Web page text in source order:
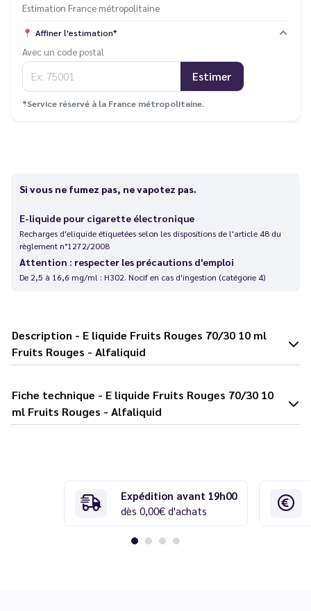
Estimation France métropolitaine
📍 Affiner l'estimation*
Avec un code postal
Estimer
*Service réservé à la France métropolitaine.
Si vous ne fumez pas, ne vapotez pas.
E-liquide pour cigarette électronique
Recharges d'eliquide étiquetées selon les dispositions de l'article 48 du
règlement n°1272/2008
Attention : respecter les précautions d'emploi
De 2,5 à 16,6 mg/ml : H302. Nocif en cas d'ingestion (catégorie 4)
Description - E liquide Fruits Rouges 70/30 10 ml
Fruits Rouges - Alfaliquid
Fiche technique - E liquide Fruits Rouges 70/30 10
ml Fruits Rouges - Alfaliquid
Expédition avant 19h00
dès 0,00€ d'achats